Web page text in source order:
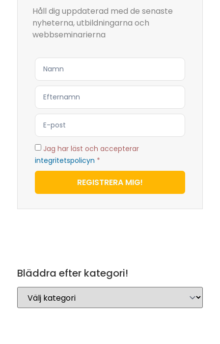
Håll dig uppdaterad med de senaste
nyheterna, utbildningarna och
webbseminarierna
Jag har läst och accepterar
integritetspolicyn *
REGISTRERA MIG!
Bläddra efter kategori!